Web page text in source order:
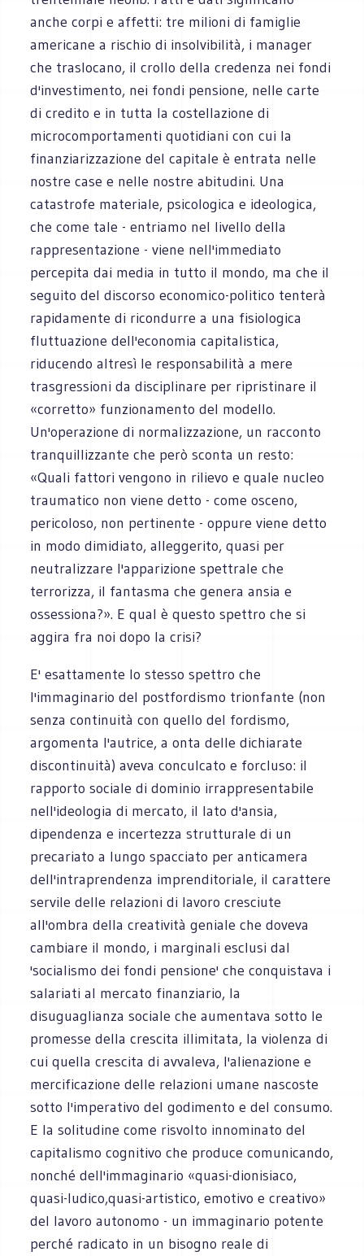
anche corpi e affetti: tre milioni di famiglie
americane a rischio di insolvibilità, i manager
che traslocano, il crollo della credenza nei fondi
d'investimento, nei fondi pensione, nelle carte
di credito e in tutta la costellazione di
microcomportamenti quotidiani con cui la
finanziarizzazione del capitale è entrata nelle
nostre case e nelle nostre abitudini. Una
catastrofe materiale, psicologica e ideologica,
che come tale - entriamo nel livello della
rappresentazione - viene nell'immediato
percepita dai media in tutto il mondo, ma che il
seguito del discorso economico-politico tenterà
rapidamente di ricondurre a una fisiologica
fluttuazione dell'economia capitalistica,
riducendo altresì le responsabilità a mere
trasgressioni da disciplinare per ripristinare il
«corretto» funzionamento del modello.
Un'operazione di normalizzazione, un racconto
tranquillizzante che però sconta un resto:
«Quali fattori vengono in rilievo e quale nucleo
traumatico non viene detto - come osceno,
pericoloso, non pertinente - oppure viene detto
in modo dimidiato, alleggerito, quasi per
neutralizzare l'apparizione spettrale che
terrorizza, il fantasma che genera ansia e
ossessiona?». E qual è questo spettro che si
aggira fra noi dopo la crisi?
E' esattamente lo stesso spettro che
l'immaginario del postfordismo trionfante (non
senza continuità con quello del fordismo,
argomenta l'autrice, a onta delle dichiarate
discontinuità) aveva conculcato e forcluso: il
rapporto sociale di dominio irrappresentabile
nell'ideologia di mercato, il lato d'ansia,
dipendenza e incertezza strutturale di un
precariato a lungo spacciato per anticamera
dell'intraprendenza imprenditoriale, il carattere
servile delle relazioni di lavoro cresciute
all'ombra della creatività geniale che doveva
cambiare il mondo, i marginali esclusi dal
'socialismo dei fondi pensione' che conquistava i
salariati al mercato finanziario, la
disuguaglianza sociale che aumentava sotto le
promesse della crescita illimitata, la violenza di
cui quella crescita di avvaleva, l'alienazione e
mercificazione delle relazioni umane nascoste
sotto l'imperativo del godimento e del consumo.
E la solitudine come risvolto innominato del
capitalismo cognitivo che produce comunicando,
nonché dell'immaginario «quasi-dionisiaco,
quasi-ludico,quasi-artistico, emotivo e creativo»
del lavoro autonomo - un immaginario potente
perché radicato in un bisogno reale di